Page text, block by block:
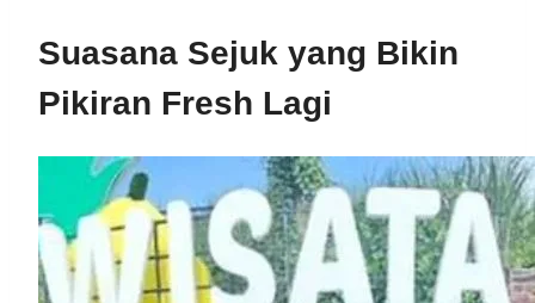
Suasana Sejuk yang Bikin
Pikiran Fresh Lagi